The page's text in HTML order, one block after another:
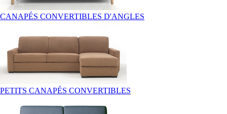
CANAPÉS CONVERTIBLES D'ANGLES
PETITS CANAPÉS CONVERTIBLES